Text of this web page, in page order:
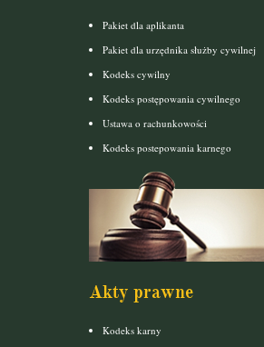
Pakiet dla aplikanta
Pakiet dla urzędnika służby cywilnej
Kodeks cywilny
Kodeks postępowania cywilnego
Ustawa o rachunkowości
Kodeks postepowania karnego
Akty prawne
Kodeks karny